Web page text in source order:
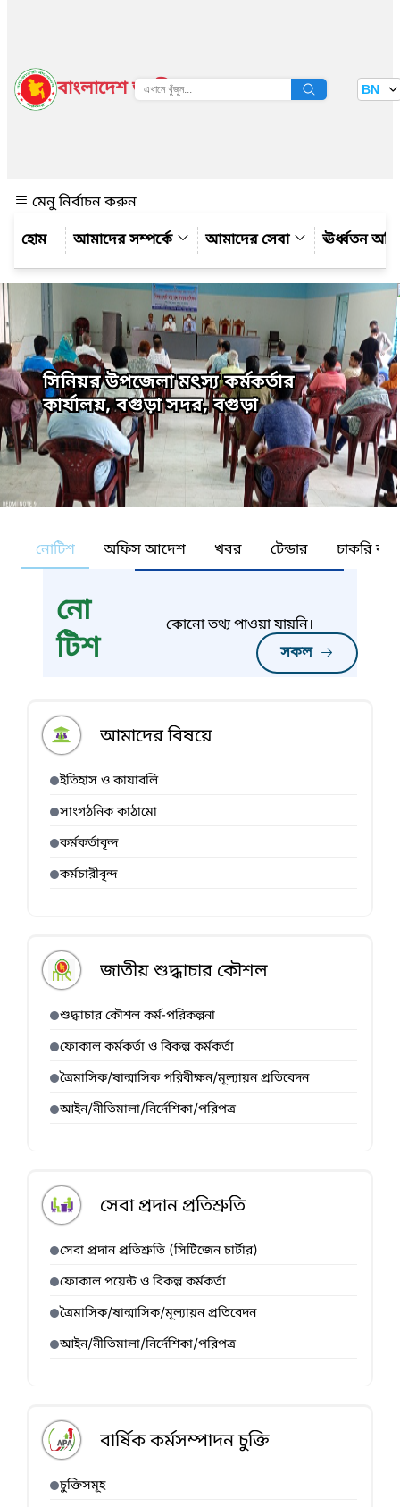
বাংলাদেশ জাতীয় তথ্য বাতায়ন BN
মেনু নির্বাচন করুন
আমাদের সম্পর্কে
আমাদের সেবা ঊর্ধ্বতন
সিনিয়র উপজেলা মৎস্য কর্মকর্তার
কার্যালয়, বগুড়া সদর, বগুড়া
নোটিশ অফিস আদেশ খবর টেন্ডার চাকরি
নো
টিশ
সকল
কোনো তথ্য পাওয়া যায়নি।
আমাদের বিষয়ে
ইতিহাস ও কাযাবলি
সাংগঠনিক কাঠামো
কর্মকর্তাবৃন্দ
কর্মচারীবৃন্দ
জাতীয় শুদ্ধাচার কৌশল
শুদ্ধাচার কৌশল কর্ম-পরিকল্পনা
ফোকাল কর্মকর্তা ও বিকল্প কর্মকর্তা
ত্রৈমাসিক/ষান্মাসিক পরিবীক্ষন/মূল্যায়ন প্রতিবেদন
আইন/নীতিমালা/নির্দেশিকা/পরিপত্র
সেবা প্রদান প্রতিশ্রুতি
সেবা প্রদান প্রতিশ্রুতি (সিটিজেন চার্টার)
ফোকাল পয়েন্ট ও বিকল্প কর্মকর্তা
ত্রৈমাসিক/ষান্মাসিক/মূল্যায়ন প্রতিবেদন
আইন/নীতিমালা/নির্দেশিকা/পরিপত্র
বার্ষিক কর্মসম্পাদন চুক্তি
চুক্তিসমূহ